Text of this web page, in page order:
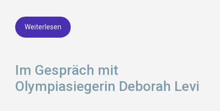
Weiterlesen
Im Gespräch mit
Olympiasiegerin Deborah Levi